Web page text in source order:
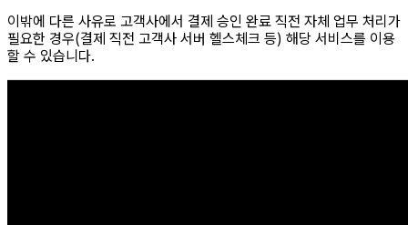
이밖에 다른 사유로 고객사에서 결제 승인 완료 직전 자체 업무 처리가
필요한 경우(결제 직전 고객사 서버 헬스체크 등) 해당 서비스를 이용
할 수 있습니다.